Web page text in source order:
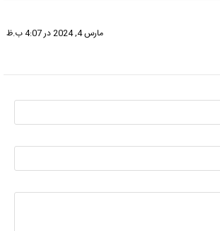
مارس 4, 2024 در 4:07 ب.ظ